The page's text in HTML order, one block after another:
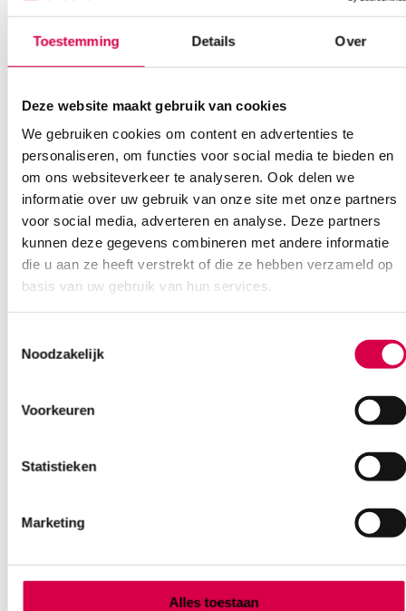
Toestemming Details Over
Deze website maakt gebruik van cookies
We gebruiken cookies om content en advertenties te
personaliseren, om functies voor social media te bieden en
om ons websiteverkeer te analyseren. Ook delen we
informatie over uw gebruik van onze site met onze partners
voor social media, adverteren en analyse. Deze partners
kunnen deze gegevens combineren met andere informatie
die u aan ze heeft verstrekt of die ze hebben verzameld op
basis van uw gebruik van hun services.
Noodzakelijk
Voorkeuren
Statistieken
Marketing
Alles toestaan
Bel Anca
Ook interessant
Schimmelbusch oorspuit incl. toebehoren +
opbergdoos, 100ml (set)